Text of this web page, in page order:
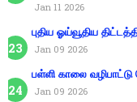
Jan 11 2026
புதிய ஓய்வூதிய
Jan 09 2026
பள்ளி காலை
Jan 09 2026